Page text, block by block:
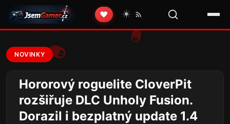
❤️ ☀️
NOVINKY
Hororový roguelite CloverPit
rozšiřuje DLC Unholy Fusion.
Dorazil i bezplatný update 1.4